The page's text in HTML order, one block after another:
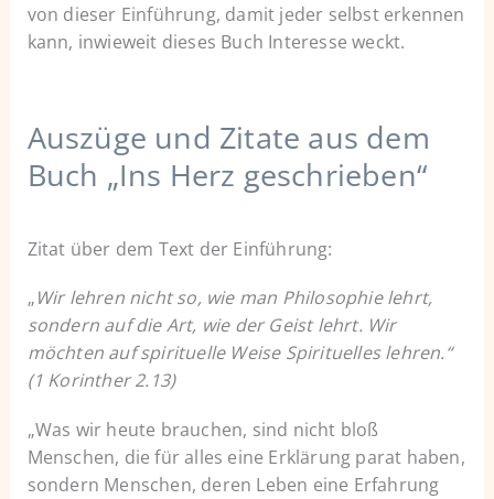
von dieser Einführung, damit jeder selbst erkennen
kann, inwieweit dieses Buch Interesse weckt.
Auszüge und Zitate aus dem
Buch „Ins Herz geschrieben“
Zitat über dem Text der Einführung:
„Wir lehren nicht so, wie man Philosophie lehrt,
sondern auf die Art, wie der Geist lehrt. Wir
möchten auf spirituelle Weise Spirituelles lehren.“
(1 Korinther 2.13)
„Was wir heute brauchen, sind nicht bloß
Menschen, die für alles eine Erklärung parat haben,
sondern Menschen, deren Leben eine Erfahrung